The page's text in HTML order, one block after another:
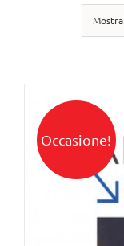
Mostra
Occasione!